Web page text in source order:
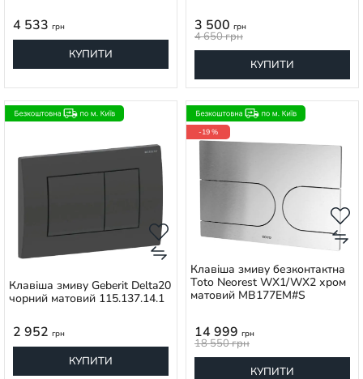
4 533 грн
КУПИТИ
3 500 грн
4 650грн
КУПИТИ
Клавіша змиву Geberit Delta20
чорний матовий 115.137.14.1
2 952 грн
КУПИТИ
-19 %
Клавіша змиву безконтактна
Toto Neorest WX1/WX2 хром
матовий MB177EM#S
14 999 грн
18 550грн
КУПИТИ